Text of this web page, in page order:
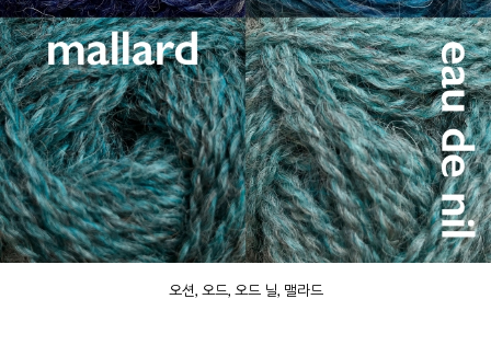
오션, 오드, 오드 닐, 맬라드